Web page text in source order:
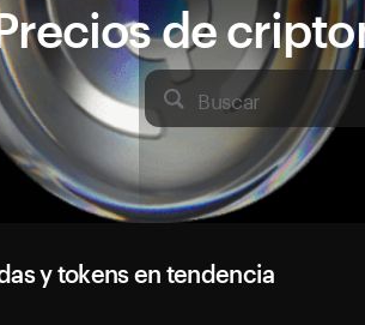
de
Buscar
y tokens en tendencia